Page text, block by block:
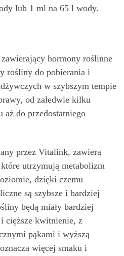
lub 1 ml na 65 l wody.
hormony roślinne
rośliny do pobierania i
w szybszym tempie
od zaledwie kilku
aż do przedostatniego
przez Vitalink, zawiera
utrzymują metabolizm
dzięki czemu
są szybsze i bardziej
będą miały bardziej
cięższe kwitnienie, z
pąkami i wyższą
więcej smaku i